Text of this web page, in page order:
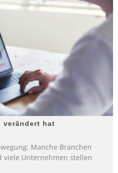
verändert hat
Manche Branchen
viele Unternehmen stellen